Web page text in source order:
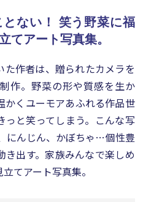
ない！ 笑う野菜に福
てアート写真集。
作者は、贈られたカメラを
作。野菜の形や質感を生か
かくユーモアあふれる作品世
っと笑ってしまう。こんな写
にんじん、かぼちゃ…個性豊
出す。家族みんなで楽しめ
てアート写真集。